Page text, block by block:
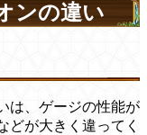
ンの違い
は、ゲージの性能が
どが大きく違ってく